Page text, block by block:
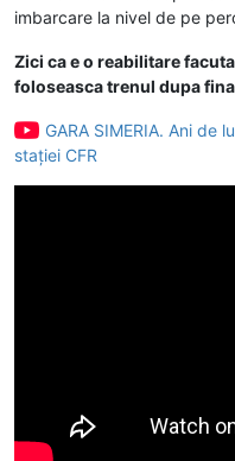
imbarcare la nivel de pe
Zici ca e o reabilitare
foloseasca trenul dupa
GARA SIMERIA. Ani de
stației CFR